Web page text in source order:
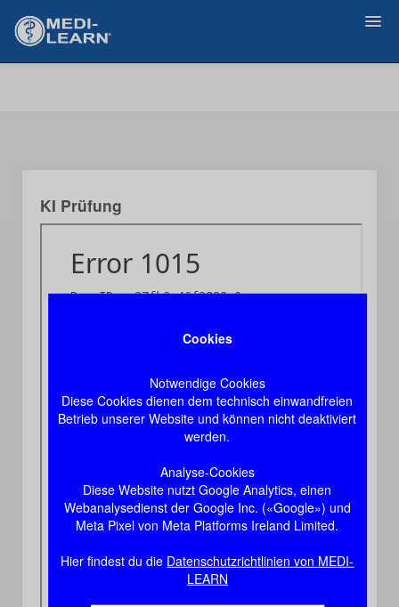
Cookies
Notwendige Cookies
Diese Cookies dienen dem technisch einwandfreien
Betrieb unserer Website und können nicht deaktiviert
werden.
Analyse-Cookies
Diese Website nutzt Google Analytics, einen
Webanalysedienst der Google Inc. («Google») und
Meta Pixel von Meta Platforms Ireland Limited.
Hier findest du die Datenschutzrichtlinien von MEDI-
LEARN
KI Prüfung